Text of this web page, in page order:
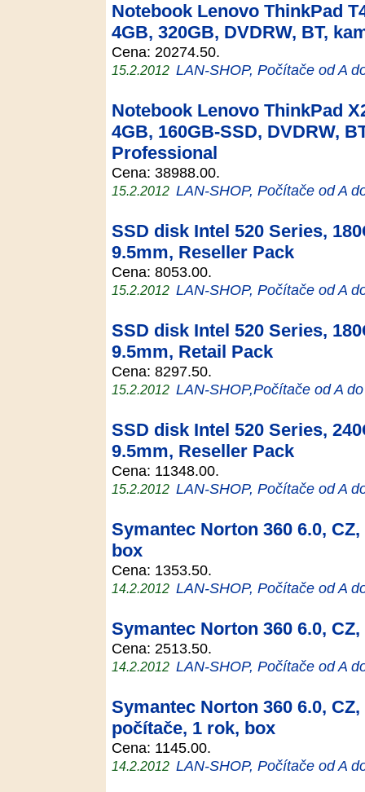
Notebook Lenovo ThinkPad
4GB, 320GB, DVDRW, BT,
Cena: 20274.50.
15.2.2012 LAN-SHOP, Počítače od A
Notebook Lenovo ThinkPad
4GB, 160GB-SSD, DVDRW,
Professional
Cena: 38988.00.
15.2.2012 LAN-SHOP, Počítače od A
SSD disk Intel 520 Series,
9.5mm, Reseller Pack
Cena: 8053.00.
15.2.2012 LAN-SHOP, Počítače od A
SSD disk Intel 520 Series,
9.5mm, Retail Pack
Cena: 8297.50.
15.2.2012 LAN-SHOP,Počítače od A
SSD disk Intel 520 Series,
9.5mm, Reseller Pack
Cena: 11348.00.
15.2.2012 LAN-SHOP, Počítače od A
Symantec Norton 360 6.0,
box
Cena: 1353.50.
14.2.2012 LAN-SHOP, Počítače od A
Symantec Norton 360 6.0,
Cena: 2513.50.
14.2.2012 LAN-SHOP, Počítače od A
Symantec Norton 360 6.0,
počítače, 1 rok, box
Cena: 1145.00.
14.2.2012 LAN-SHOP, Počítače od A